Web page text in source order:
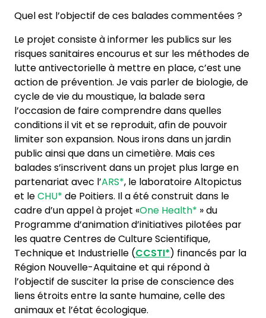
Quel est l’objectif de ces balades commentées ?
Le projet consiste à informer les publics sur les
risques sanitaires encourus et sur les méthodes de
lutte antivectorielle à mettre en place, c’est une
action de prévention. Je vais parler de biologie, de
cycle de vie du moustique, la balade sera
l’occasion de faire comprendre dans quelles
conditions il vit et se reproduit, afin de pouvoir
limiter son expansion. Nous irons dans un jardin
public ainsi que dans un cimetière. Mais ces
balades s’inscrivent dans un projet plus large en
partenariat avec l’ARS*, le laboratoire Altopictus
et leCHU* de Poitiers. Il a été construit dans le
cadre d’un appel à projet «One Health* » du
Programme d’animation d’initiatives pilotées par
les quatre Centres de Culture Scientifique,
Technique et Industrielle (CCSTI*) financés par la
Région Nouvelle-Aquitaine et qui répond à
l’objectif de susciter la prise de conscience des
liens étroits entre la sante humaine, celle des
animaux et l’état écologique.